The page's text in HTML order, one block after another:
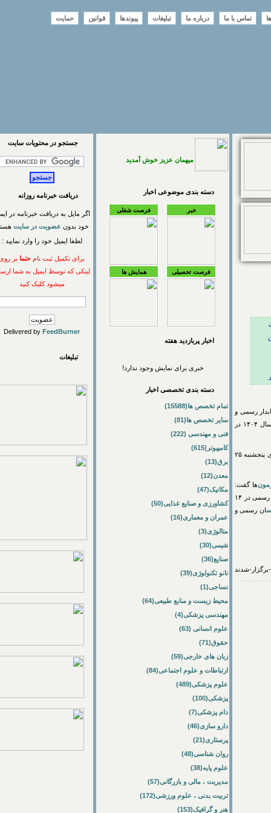
تماس با ما درباره ما تبلیغات پیوندها قوانین حمایت
رسمی و
ان رسمی و مشاوران خانواده قوه قضائیه سال ۱۴۰۴ در
بیش از ۹۷ هزار متقاضی شرکت داشتند که در روزهای پنجشنبه ۲۵
‌ها گفت:
انتخاب حسابدار رسمی در ۱۴
رسمی و
میهمان عزیز خوش آمدید
دسته بندی موضوعی اخبار
فرصت شغلی
فرصت تحصیلی همایش ها
اخبار پربازديد هفته
خبری برای نمایش وجود ندارد!
دسته بندی تخصصی اخبار
تمام تخصص ها(15588)
سایر تخصص ها(81)
فنی و مهندسی (222)
کامپیوتر(615)
برق(13)
معدن(12)
مکانیک(47)
کشاورزی و صنایع غذایی(50)
عمران و معماری(16)
متالوژی(3)
شیمی(30)
صنایع(36)
نانو تکنولوژی(39)
نساجی(1)
محیط زیست و منابع طبیعی(64)
مهندسی پزشکی(4)
علوم انسانی (63)
حقوق(71)
زبان های خارجی(59)
ارتباطات و علوم اجتماعی(84)
علوم پزشکی(489)
پزشکی(100)
دام پزشکی(7)
دارو سازی(46)
پرستاری(21)
روان شناسی(48)
علوم پایه(38)
مدیریت ، مالی و بازرگانی(57)
تربیت بدنی ، علوم ورزشی(172)
هنر و گرافیک(153)
جستجو در محتويات سايت
دریافت خبرنامه روزانه
اگر مایل به دریافت خبرنامه در ایمیل
خود بدونعضویت در سایتهستید
لطفا ایمیل خود را وارد نمایید :
برای تکمیل ثبت نام حتمابر روی
لینکی که توسط ایمیل به شما ارسال
میشود کلیک کنید
Delivered byFeedBurner
تبلیغات